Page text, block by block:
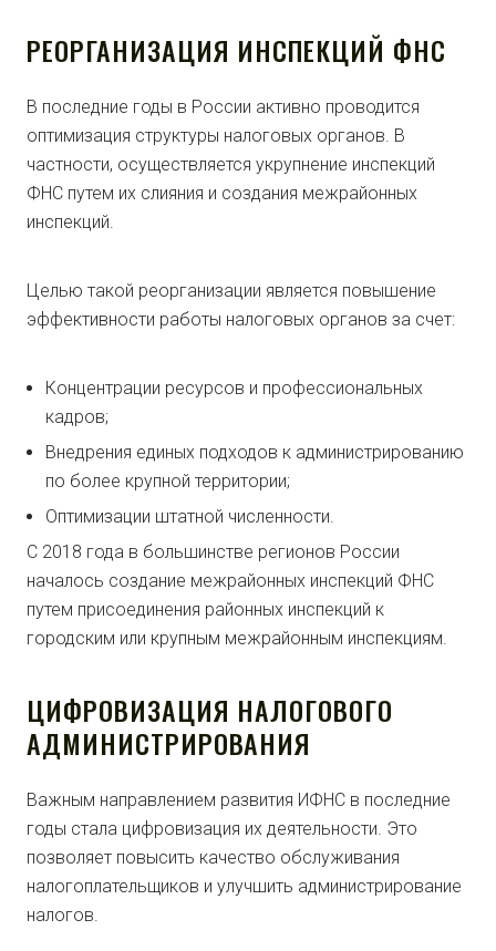
РЕОРГАНИЗАЦИЯ ИНСПЕКЦИЙ ФНС
В последние годы в России активно проводится
оптимизация структуры налоговых органов. В
частности, осуществляется укрупнение инспекций
ФНС путем их слияния и создания межрайонных
инспекций.
Целью такой реорганизации является повышение
эффективности работы налоговых органов за счет:
Концентрации ресурсов и профессиональных
кадров;
Внедрения единых подходов к администрированию
по более крупной территории;
Оптимизации штатной численности.
С 2018 года в большинстве регионов России
началось создание межрайонных инспекций ФНС
путем присоединения районных инспекций к
городским или крупным межрайонным инспекциям.
ЦИФРОВИЗАЦИЯ НАЛОГОВОГО
АДМИНИСТРИРОВАНИЯ
Важным направлением развития ИФНС в последние
годы стала цифровизация их деятельности. Это
позволяет повысить качество обслуживания
налогоплательщиков и улучшить администрирование
налогов.